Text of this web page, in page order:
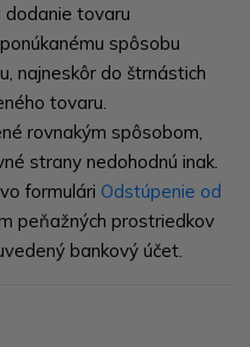
tovaru
spôsobu
najneskôr do štrnástich
tovaru.
rovnakým spôsobom,
strany nedohodnú inak.
formulári Odstúpenie od
peňažných prostriedkov
bankový účet.